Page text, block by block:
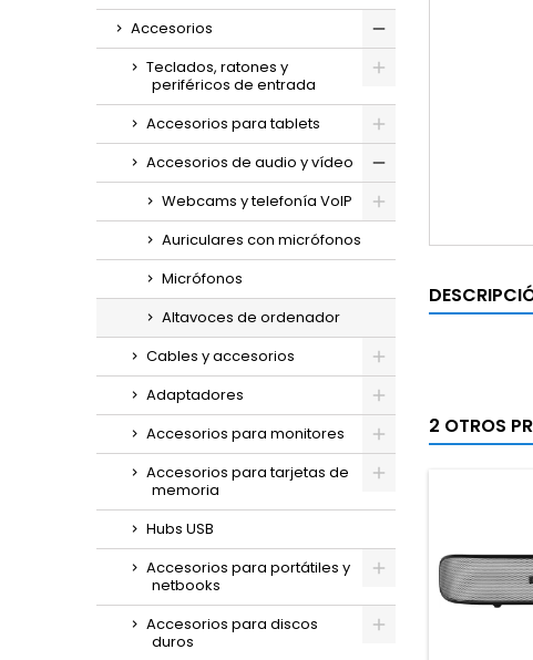
Accesorios
Teclados, ratones y
periféricos de entrada
Accesorios para tablets
Accesorios de audio y vídeo
Webcams y telefonía VoIP
Auriculares con micrófonos
Micrófonos
Altavoces de ordenador
Cables y accesorios
Adaptadores
Accesorios para monitores
Accesorios para tarjetas de
memoria
Hubs USB
Accesorios para portátiles y
netbooks
Accesorios para discos
duros
2 OTROS